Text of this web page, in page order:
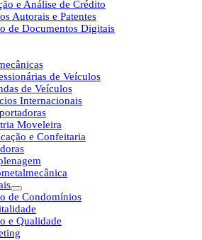
e Análise de Crédito
Autorais e Patentes
de Documentos Digitais
de Veículos
de Veículos
Internacionais
Moveleira
e Confeitaria
de Condomínios
e Qualidade